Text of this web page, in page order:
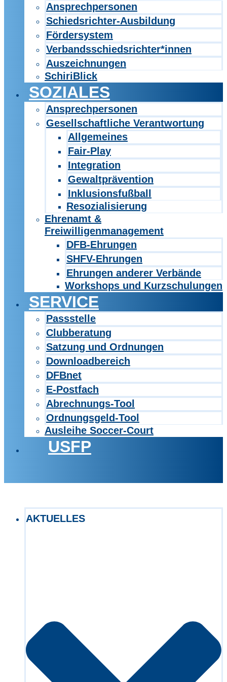
Ansprechpersonen
Schiedsrichter-Ausbildung
Fördersystem
Verbandsschiedsrichter*innen
Auszeichnungen
SchiriBlick
SOZIALES
Ansprechpersonen
Gesellschaftliche Verantwortung
Allgemeines
Fair-Play
Integration
Gewaltprävention
Inklusionsfußball
Resozialisierung
Ehrenamt &
Freiwilligenmanagement
DFB-Ehrungen
SHFV-Ehrungen
Ehrungen anderer Verbände
Workshops und Kurzschulungen
SERVICE
Passstelle
Clubberatung
Satzung und Ordnungen
Downloadbereich
DFBnet
E-Postfach
Abrechnungs-Tool
Ordnungsgeld-Tool
Ausleihe Soccer-Court
USFP
AKTUELLES
Exact matches only